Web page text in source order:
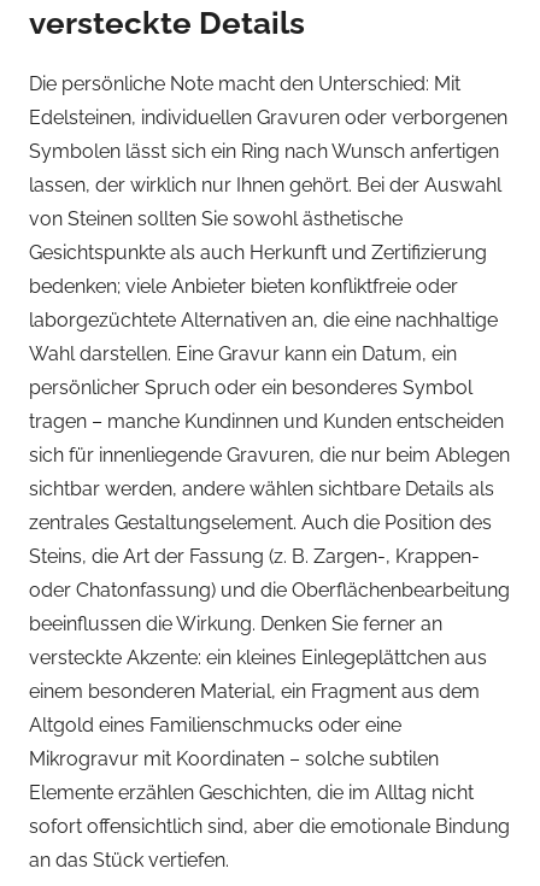
versteckte Details
Die persönliche Note macht den Unterschied: Mit
Edelsteinen, individuellen Gravuren oder verborgenen
Symbolen lässt sich ein Ring nach Wunsch anfertigen
lassen, der wirklich nur Ihnen gehört. Bei der Auswahl
von Steinen sollten Sie sowohl ästhetische
Gesichtspunkte als auch Herkunft und Zertifizierung
bedenken; viele Anbieter bieten konfliktfreie oder
laborgezüchtete Alternativen an, die eine nachhaltige
Wahl darstellen. Eine Gravur kann ein Datum, ein
persönlicher Spruch oder ein besonderes Symbol
tragen – manche Kundinnen und Kunden entscheiden
sich für innenliegende Gravuren, die nur beim Ablegen
sichtbar werden, andere wählen sichtbare Details als
zentrales Gestaltungselement. Auch die Position des
Steins, die Art der Fassung (z. B. Zargen-, Krappen-
oder Chatonfassung) und die Oberflächenbearbeitung
beeinflussen die Wirkung. Denken Sie ferner an
versteckte Akzente: ein kleines Einlegeplättchen aus
einem besonderen Material, ein Fragment aus dem
Altgold eines Familienschmucks oder eine
Mikrogravur mit Koordinaten – solche subtilen
Elemente erzählen Geschichten, die im Alltag nicht
sofort offensichtlich sind, aber die emotionale Bindung
an das Stück vertiefen.